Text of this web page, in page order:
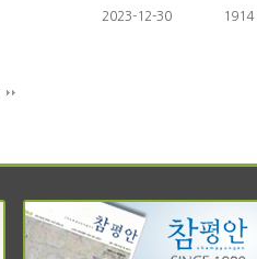
2023-12-30 1914